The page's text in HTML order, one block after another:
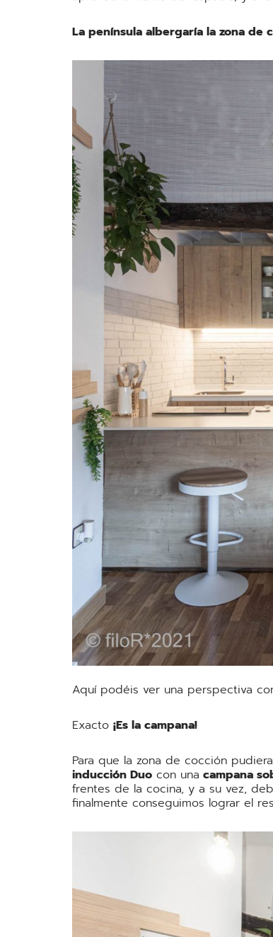
La península albergaría la zona de
Aquí podéis ver una perspectiva
Exacto ¡Es la campana!
Para que la zona de cocción
inducción Duo con una campana
frentes de la cocina, y a su vez,
finalmente conseguimos lograr el